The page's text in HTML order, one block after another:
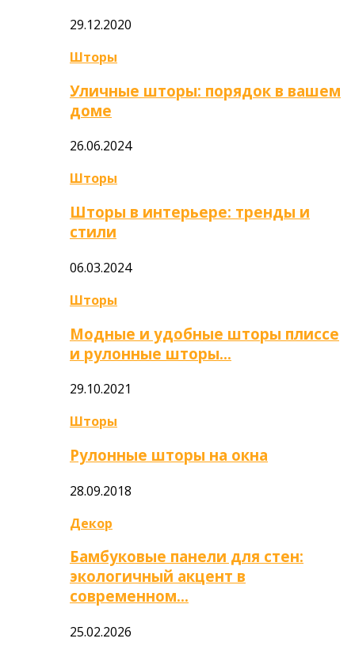
29.12.2020
Шторы
Уличные шторы: порядок в вашем
доме
26.06.2024
Шторы
Шторы в интерьере: тренды и
стили
06.03.2024
Шторы
Модные и удобные шторы плиссе
и рулонные шторы…
29.10.2021
Шторы
Рулонные шторы на окна
28.09.2018
Декор
Бамбуковые панели для стен:
экологичный акцент в
современном…
25.02.2026